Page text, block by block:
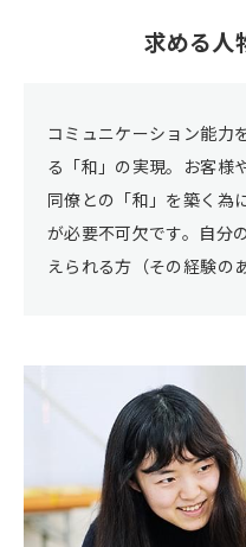
求める人
コミュニケーション能力
る「和」の実現。お客様
同僚との「和」を築く為
が必要不可欠です。自分
えられる方（その経験の